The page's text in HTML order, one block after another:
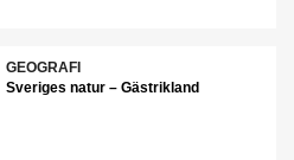
GEOGRAFI
Sveriges natur – Gästrikland